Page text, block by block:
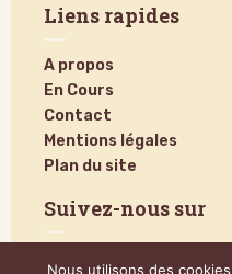
Liens rapides
A propos
En Cours
Contact
Mentions légales
Plan du site
Suivez-nous sur
Nous utilisons des